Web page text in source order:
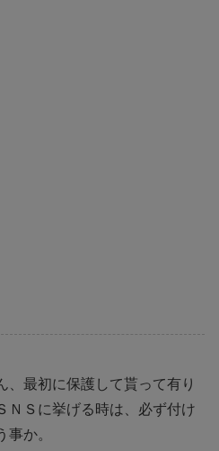
最初に保護して貰って有り
ＮＳに挙げる時は、必ず付け
か。